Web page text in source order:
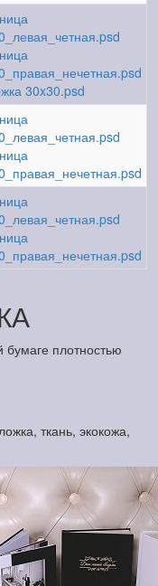
30x30.psd
плотностью
ткань, экокожа,